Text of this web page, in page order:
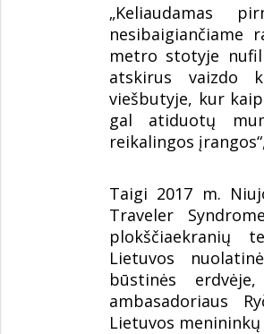
„Keliaudamas
nesibaigiančiame
metro stotyje
atskirus vaizdo
viešbutyje, kur
gal atiduotų
reikalingos
Taigi 2017 m.
Traveler
plokščiaekranių
Lietuvos
būstinės
ambasadoriaus
Lietuvos